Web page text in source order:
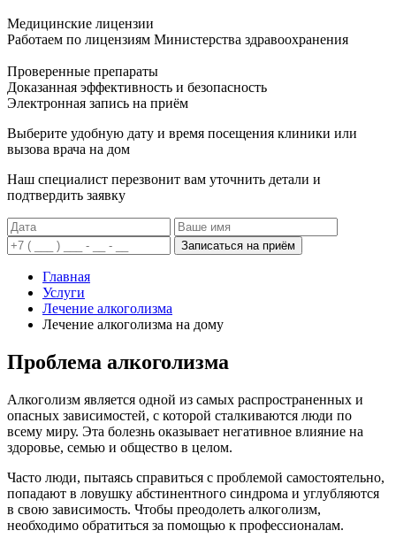
Медицинские лицензии
Работаем по лицензиям Министерства здравоохранения
Проверенные препараты
Доказанная эффективность и безопасность
Электронная запись на приём
Выберите удобную дату и время посещения клиники или
вызова врача на дом
Наш специалист перезвонит вам уточнить детали и
подтвердить заявку
Записаться на приём
Главная
Услуги
Лечение алкоголизма
Лечение алкоголизма на дому
Проблема алкоголизма
Алкоголизм является одной из самых распространенных и
опасных зависимостей, с которой сталкиваются люди по
всему миру. Эта болезнь оказывает негативное влияние на
здоровье, семью и общество в целом.
Часто люди, пытаясь справиться с проблемой самостоятельно,
попадают в ловушку абстинентного синдрома и углубляются
в свою зависимость. Чтобы преодолеть алкоголизм,
необходимо обратиться за помощью к профессионалам.